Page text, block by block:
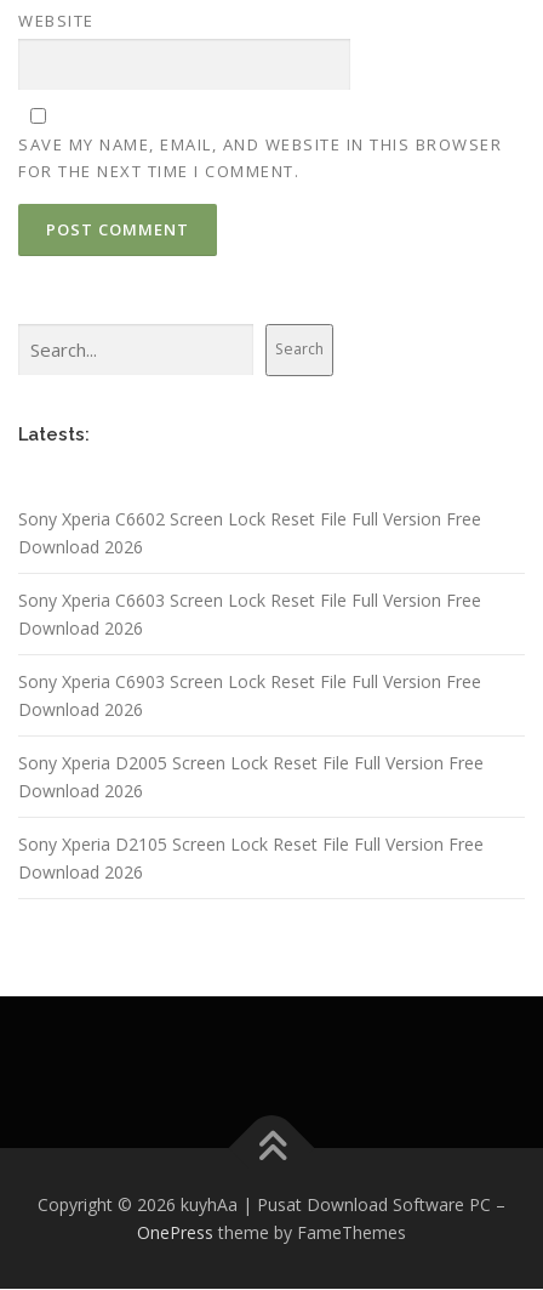
WEBSITE
SAVE MY NAME, EMAIL, AND WEBSITE IN THIS BROWSER
FOR THE NEXT TIME I COMMENT.
Search
Latests:
Sony Xperia C6602 Screen Lock Reset File Full Version Free
Download 2026
Sony Xperia C6603 Screen Lock Reset File Full Version Free
Download 2026
Sony Xperia C6903 Screen Lock Reset File Full Version Free
Download 2026
Sony Xperia D2005 Screen Lock Reset File Full Version Free
Download 2026
Sony Xperia D2105 Screen Lock Reset File Full Version Free
Download 2026
Copyright © 2026 kuyhAa | Pusat Download Software PC –
OnePress theme by FameThemes